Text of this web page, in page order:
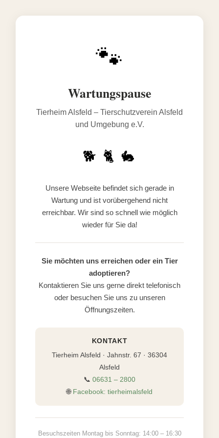
🐾
Wartungspause
Tierheim Alsfeld – Tierschutzverein Alsfeld
und Umgebung e.V.
🐕 🐈 🐇
Unsere Webseite befindet sich gerade in
Wartung und ist vorübergehend nicht
erreichbar. Wir sind so schnell wie möglich
wieder für Sie da!
Sie möchten uns erreichen oder ein Tier
adoptieren?
Kontaktieren Sie uns gerne direkt telefonisch
oder besuchen Sie uns zu unseren
Öffnungszeiten.
KONTAKT
Tierheim Alsfeld · Jahnstr. 67 · 36304
Alsfeld
📞 06631 – 2800
🌐 Facebook: tierheimalsfeld
Besuchszeiten Montag bis Sonntag: 14:00 – 16:30